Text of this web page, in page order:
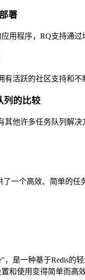
署
用程序，RQ支持通
有活跃的社区支持和
列的比较
其他许多任务队列解
了一个高效、简单的
，是一种基于Redis
和使用变得简单而高效